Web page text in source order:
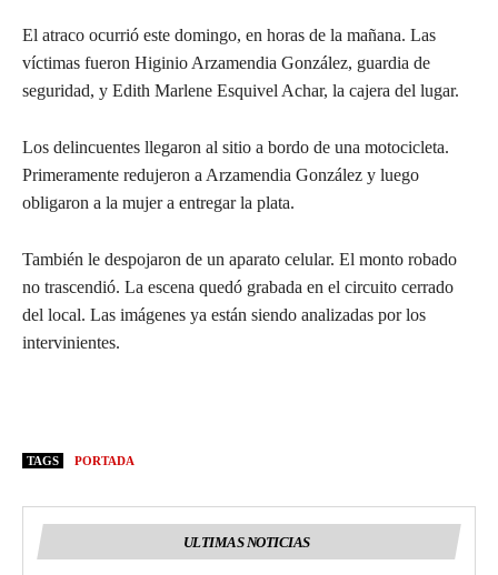
El atraco ocurrió este domingo, en horas de la mañana. Las
víctimas fueron Higinio Arzamendia González, guardia de
seguridad, y Edith Marlene Esquivel Achar, la cajera del lugar.
Los delincuentes llegaron al sitio a bordo de una motocicleta.
Primeramente redujeron a Arzamendia González y luego
obligaron a la mujer a entregar la plata.
También le despojaron de un aparato celular. El monto robado
no trascendió. La escena quedó grabada en el circuito cerrado
del local. Las imágenes ya están siendo analizadas por los
intervinientes.
TAGS PORTADA
ULTIMAS NOTICIAS